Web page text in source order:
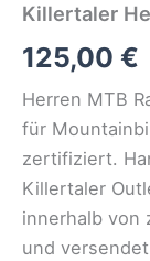
Killertaler
125,00 €
Herren MTB
für
zertifiziert.
Killertaler
innerhalb von
und